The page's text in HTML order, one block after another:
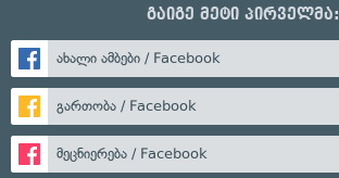
გაიგე მეტი პირველმა:
ახალი ამბები / Facebook
გართობა / Facebook
მეცნიერება / Facebook